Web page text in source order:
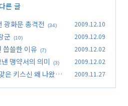
른 글
광화문 총격전
(34) 2009.12.10
군 (10) 2009.12.09
씁쓸한 이유 (7) 2009.12.02
맹약서의 의미 (3) 2009.12.02
은 키스신 왜 나왔나 2009.11.27